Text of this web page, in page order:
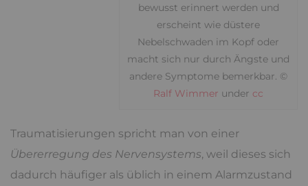
bewusst erinnert werden und
erscheint wie düstere
Nebelschwaden im Kopf oder
macht sich nur durch Ängste und
andere Symptome bemerkbar. ©
Ralf Wimmer under cc
Traumatisierungen spricht man von einer
Übererregung des Nervensystems, weil dieses sich
dadurch häufiger als üblich in einem Alarmzustand